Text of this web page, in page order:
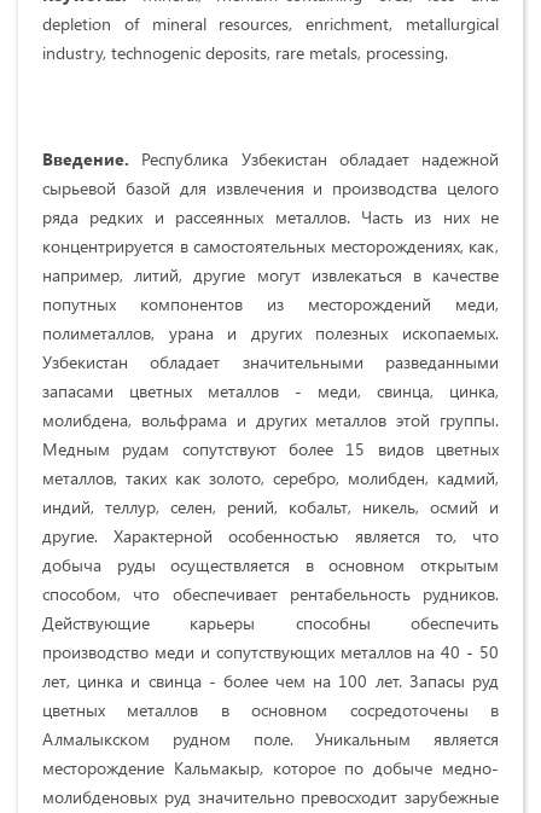
depletion of mineral resources, enrichment, metallurgical
industry, technogenic deposits, rare metals, processing.
Введение.
Республика Узбекистан обладает надежной
сырьевой базой для извлечения и производства целого
ряда редких и рассеянных металлов. Часть из них не
концентрируется в самостоятельных месторождениях, как,
например, литий, другие могут извлекаться в качестве
попутных компонентов из месторождений меди,
полиметаллов, урана и других полезных ископаемых.
Узбекистан обладает значительными разведанными
запасами цветных металлов - меди, свинца, цинка,
молибдена, вольфрама и других металлов этой группы.
Медным рудам сопутствуют более 15 видов цветных
металлов, таких как золото, серебро, молибден, кадмий,
индий, теллур, селен, рений, кобальт, никель, осмий и
другие. Характерной особенностью является то, что
добыча руды осуществляется в основном открытым
способом, что обеспечивает рентабельность рудников.
Действующие карьеры способны обеспечить
производство меди и сопутствующих металлов на 40 - 50
лет, цинка и свинца - более чем на 100 лет. Запасы руд
цветных металлов в основном сосредоточены в
Алмалыкском рудном поле. Уникальным является
месторождение Кальмакыр, которое по добыче медно-
молибденовых руд значительно превосходит зарубежные